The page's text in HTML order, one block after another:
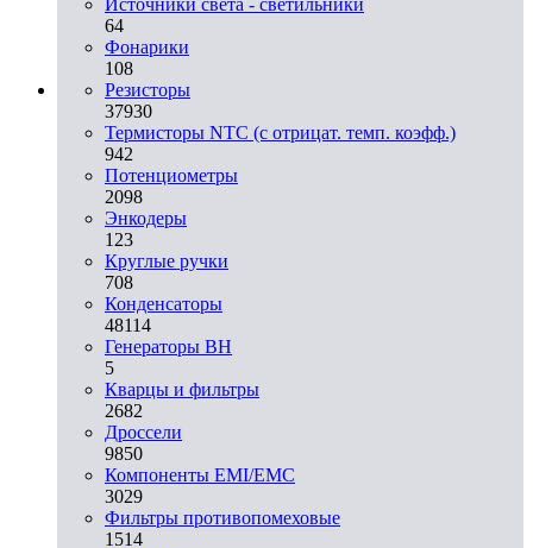
64
Фонарики
108
Резисторы
37930
Термисторы NTC (с отрицат. темп. коэфф.)
942
Потенциометры
2098
Энкодеры
123
Круглые ручки
708
Конденсаторы
48114
Генераторы ВН
5
Кварцы и фильтры
2682
Дроссели
9850
Компоненты EMI/EMC
3029
Фильтры противопомеховые
1514